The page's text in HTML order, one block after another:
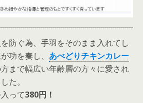
防ぐ為、手羽をそのまま入れてし
功を奏し、 あべどりチキンカレー
まで幅広い年齢層の方々に愛され
た。
って380円！